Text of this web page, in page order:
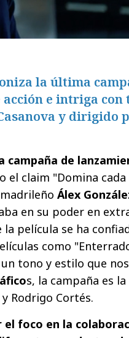
la última
e intriga con
y dirigido
campaña de
el claim "Domina cada
Álex
en su poder en
película se ha
como
tono y estilo que
s, la campaña es
Rodrigo Cortés.
el foco en la